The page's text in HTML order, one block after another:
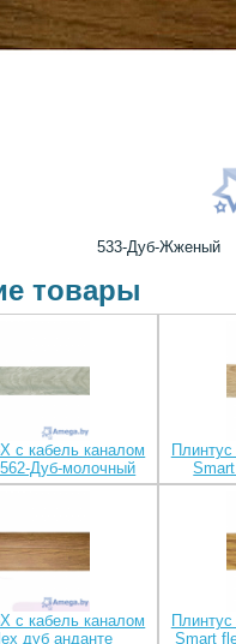
533-Дуб-Жженый
товары
с кабель каналом
Дуб-молочный
с кабель каналом
дуб анданте
Smart